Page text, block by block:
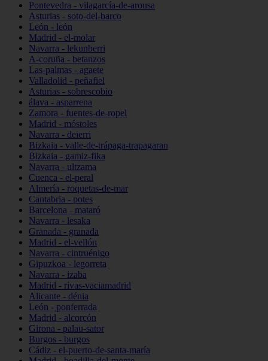
Pontevedra - vilagarcía-de-arousa
Asturias - soto-del-barco
León - león
Madrid - el-molar
Navarra - lekunberri
A-coruña - betanzos
Las-palmas - agaete
Valladolid - peñafiel
Asturias - sobrescobio
álava - asparrena
Zamora - fuentes-de-ropel
Madrid - móstoles
Navarra - deierri
Bizkaia - valle-de-trápaga-trapagaran
Bizkaia - gamiz-fika
Navarra - ultzama
Cuenca - el-peral
Almería - roquetas-de-mar
Cantabria - potes
Barcelona - mataró
Navarra - lesaka
Granada - granada
Madrid - el-vellón
Navarra - cintruénigo
Gipuzkoa - legorreta
Navarra - izaba
Madrid - rivas-vaciamadrid
Alicante - dénia
León - ponferrada
Madrid - alcorcón
Girona - palau-sator
Burgos - burgos
Cádiz - el-puerto-de-santa-maría